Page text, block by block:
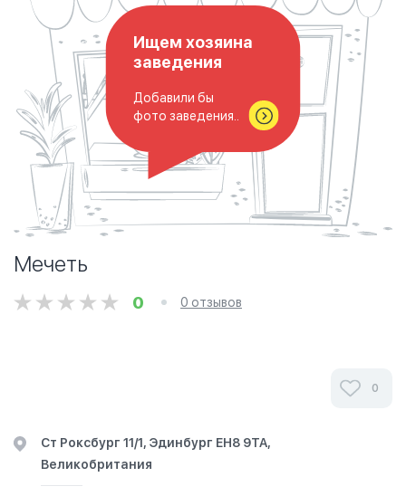
Ищем хозяина
заведения
Добавили бы
фото заведения..
Мечеть
0 0 отзывов
0
Ст Роксбург 11/1, Эдинбург EH8 9TA,
Великобритания